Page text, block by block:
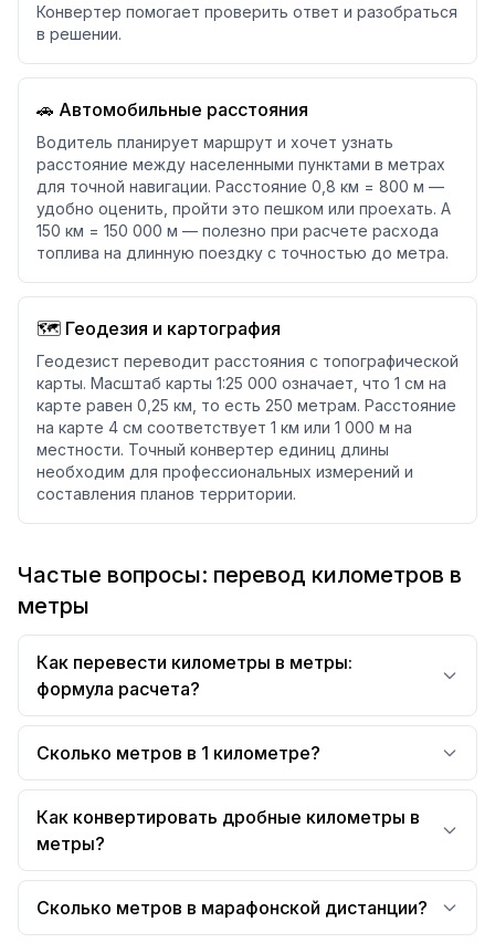
Конвертер помогает проверить ответ и разобраться
в решении.
🚗 Автомобильные расстояния
Водитель планирует маршрут и хочет узнать
расстояние между населенными пунктами в метрах
для точной навигации. Расстояние 0,8 км = 800 м —
удобно оценить, пройти это пешком или проехать. А
150 км = 150 000 м — полезно при расчете расхода
топлива на длинную поездку с точностью до метра.
🗺️ Геодезия и картография
Геодезист переводит расстояния с топографической
карты. Масштаб карты 1:25 000 означает, что 1 см на
карте равен 0,25 км, то есть 250 метрам. Расстояние
на карте 4 см соответствует 1 км или 1 000 м на
местности. Точный конвертер единиц длины
необходим для профессиональных измерений и
составления планов территории.
Частые вопросы: перевод километров в
метры
Как перевести километры в метры:
формула расчета?
Сколько метров в 1 километре?
Как конвертировать дробные километры в
метры?
Сколько метров в марафонской дистанции?